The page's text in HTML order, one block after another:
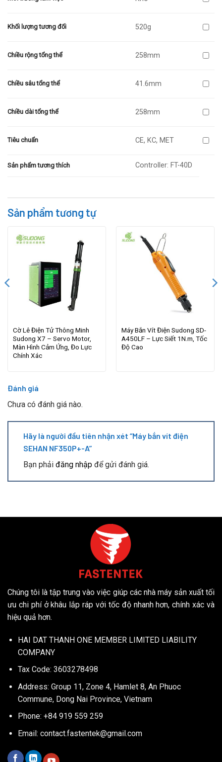
Khối lượng tương đối 520g
Chiều rộng tổng thể 258mm
Chiều sâu tổng thể 41.6mm
Chiều dài tổng thể 258mm
Tiêu chuẩn CE, KC, MET
Sản phẩm tương thích Controller: FT-40D
Sản phẩm tương tự
Cờ Lê Điện Tử Thông Minh
Sudong X7 – Servo Motor,
Màn Hình Cảm Ứng, Đo Lực
Chính Xác
Máy Bắn Vít Điện Sudong SD-
A450LF – Lực Siết 1N.m, Tốc
Độ Cao
Đánh giá
Chưa có đánh giá nào.
Hãy là người đầu tiên nhận xét “Máy bắn vít điện
SEHAN NF350P+-A”
Bạn phải đăng nhập để gửi đánh giá.
Chúng tôi là tập trung vào việc giúp các nhà máy sản xuất tối
ưu chi phí ở khâu lắp ráp với tốc độ nhanh hơn, chính xác và
hiệu quả hơn.
HAI DAT THANH ONE MEMBER LIMITED LIABILITY
COMPANY
Tax Code: 3603278498
Address: Group 11, Zone 4, Hamlet 8, An Phuoc
Commune, Dong Nai Province, Vietnam
Phone: +84 919 559 259
Email: contact.fastentek@gmail.com